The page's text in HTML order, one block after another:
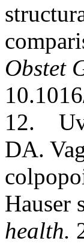
Obstet
12.
DA.
Hauser
health.